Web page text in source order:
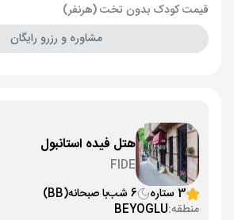
قیمت کودک بدون تخت (هرنفر)
مشاوره و رزرو رایگان
هتل فیده استانبول
FIDE
3 ستاره
6 شب با صبحانه(BB)
منطقه:BEYOGLU